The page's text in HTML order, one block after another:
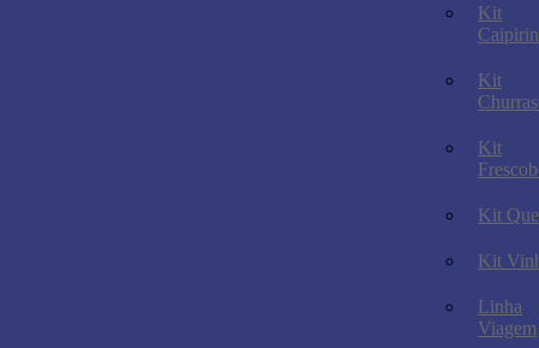
Kit
Kit
Kit
Kit
Kit
Linha
Viagem